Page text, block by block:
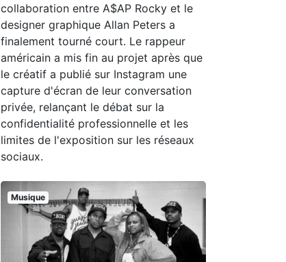
collaboration entre A$AP Rocky et le
designer graphique Allan Peters a
finalement tourné court. Le rappeur
américain a mis fin au projet après que
le créatif a publié sur Instagram une
capture d'écran de leur conversation
privée, relançant le débat sur la
confidentialité professionnelle et les
limites de l'exposition sur les réseaux
sociaux.
Musique